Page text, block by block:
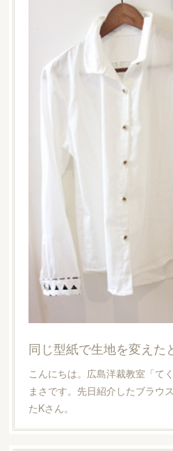
こんにちは。広島洋裁教室「て
まさです。先日紹介したブラウ
たKさん。